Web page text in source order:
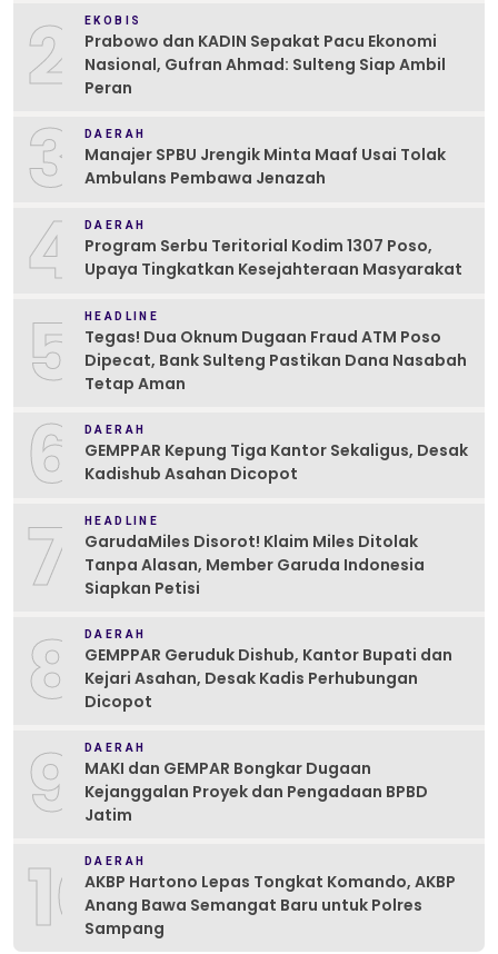
2 EKOBIS
Prabowo dan KADIN Sepakat Pacu Ekonomi
Nasional, Gufran Ahmad: Sulteng Siap Ambil
Peran
3 DAERAH
Manajer SPBU Jrengik Minta Maaf Usai Tolak
Ambulans Pembawa Jenazah
4 DAERAH
Program Serbu Teritorial Kodim 1307 Poso,
Upaya Tingkatkan Kesejahteraan Masyarakat
5 HEADLINE
Tegas! Dua Oknum Dugaan Fraud ATM Poso
Dipecat, Bank Sulteng Pastikan Dana Nasabah
Tetap Aman
6 DAERAH
GEMPPAR Kepung Tiga Kantor Sekaligus, Desak
Kadishub Asahan Dicopot
7 HEADLINE
GarudaMiles Disorot! Klaim Miles Ditolak
Tanpa Alasan, Member Garuda Indonesia
Siapkan Petisi
8 DAERAH
GEMPPAR Geruduk Dishub, Kantor Bupati dan
Kejari Asahan, Desak Kadis Perhubungan
Dicopot
9 DAERAH
MAKI dan GEMPAR Bongkar Dugaan
Kejanggalan Proyek dan Pengadaan BPBD
Jatim
10DAERAH
AKBP Hartono Lepas Tongkat Komando, AKBP
Anang Bawa Semangat Baru untuk Polres
Sampang